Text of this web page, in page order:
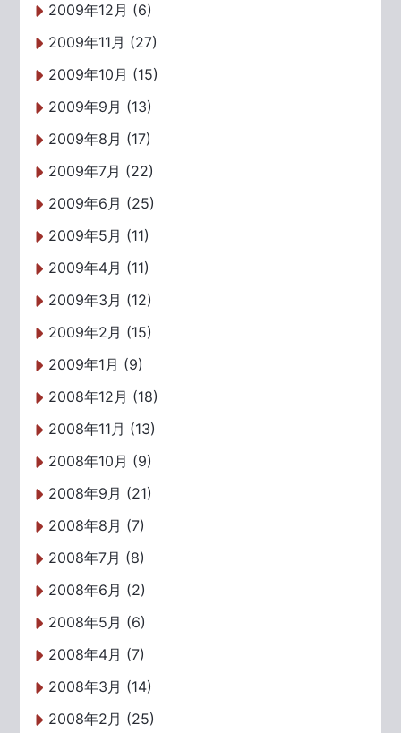
2009年12月 (6)
2009年11月 (27)
2009年10月 (15)
2009年9月 (13)
2009年8月 (17)
2009年7月 (22)
2009年6月 (25)
2009年5月 (11)
2009年4月 (11)
2009年3月 (12)
2009年2月 (15)
2009年1月 (9)
2008年12月 (18)
2008年11月 (13)
2008年10月 (9)
2008年9月 (21)
2008年8月 (7)
2008年7月 (8)
2008年6月 (2)
2008年5月 (6)
2008年4月 (7)
2008年3月 (14)
2008年2月 (25)